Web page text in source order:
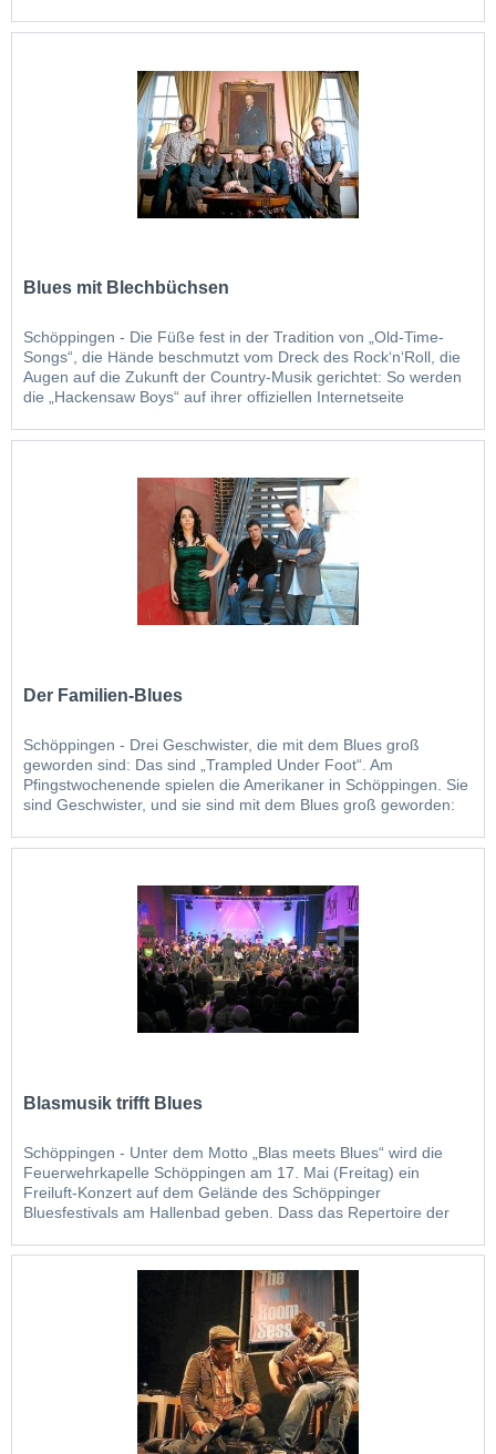
mit Größen wie Jeff Beck, Gary Moore and...
Blues mit Blechbüchsen
Schöppingen - Die Füße fest in der Tradition von „Old-Time-
Songs“, die Hände beschmutzt vom Dreck des Rock‘n‘Roll, die
Augen auf die Zukunft der Country-Musik gerichtet: So werden
die „Hackensaw Boys“ auf ihrer offiziellen Internetseite
momentan in...
Der Familien-Blues
Schöppingen - Drei Geschwister, die mit dem Blues groß
geworden sind: Das sind „Trampled Under Foot“. Am
Pfingstwochenende spielen die Amerikaner in Schöppingen. Sie
sind Geschwister, und sie sind mit dem Blues groß geworden:
Wettbewerben auf. Bis zur großen...
Blasmusik trifft Blues
Schöppingen - Unter dem Motto „Blas meets Blues“ wird die
Feuerwehrkapelle Schöppingen am 17. Mai (Freitag) ein
Freiluft-Konzert auf dem Gelände des Schöppinger
Bluesfestivals am Hallenbad geben. Dass das Repertoire der
aus Märschen und Polkas besteht, haben die...